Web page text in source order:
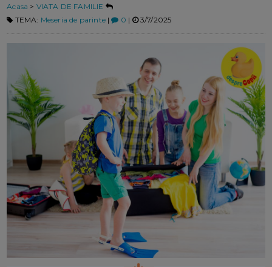
Acasa > VIATA DE FAMILIE
TEMA: Meseria de parinte| 0 | 3/7/2025